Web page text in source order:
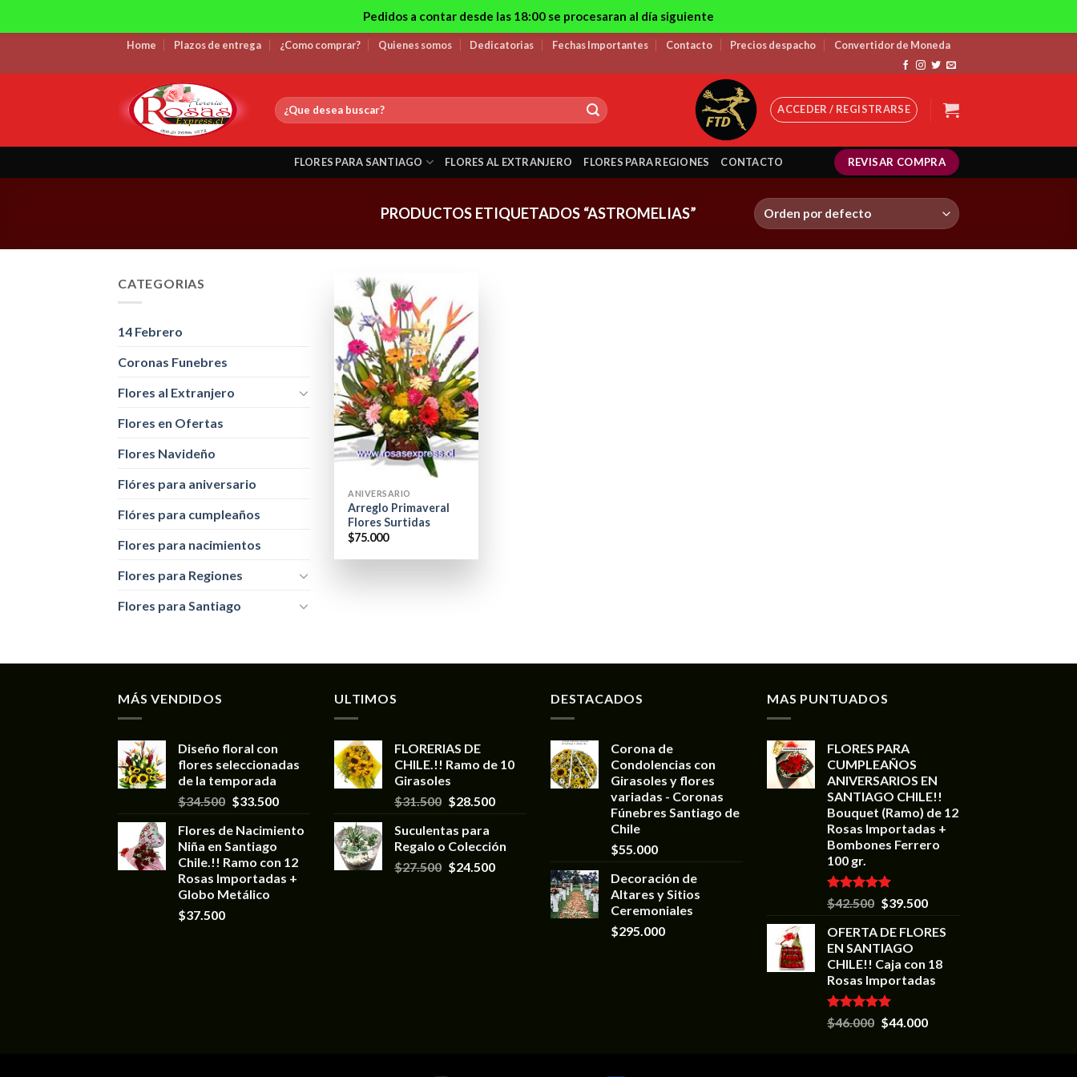
Home Plazos de entrega ¿Como comprar? Quienes somos Dedicatorias Fechas Importantes Contacto Precios despacho Convertidor de Moneda
Buscar
por:
ACCEDER / REGISTRARSE
FLORES PARA SANTIAGO FLORES AL EXTRANJERO FLORES PARA REGIONES CONTACTO REVISAR COMPRA
PRODUCTOS ETIQUETADOS “ASTROMELIAS”
CATEGORIAS
14 Febrero
Coronas Funebres
Flores al Extranjero
Flores en Ofertas
Flores Navideño
Flóres para aniversario
Flóres para cumpleaños
Flores para nacimientos
Flores para Regiones
Flores para Santiago
ANIVERSARIO
Arreglo Primaveral
Flores Surtidas
$75.000
MÁS VENDIDOS
Diseño floral con
flores seleccionadas
de la temporada
$34.500 $33.500
Flores de Nacimiento
Niña en Santiago
Chile.!! Ramo con 12
Rosas Importadas +
Globo Metálico
$37.500
ULTIMOS
FLORERIAS DE
CHILE.!! Ramo de 10
Girasoles
$31.500 $28.500
Suculentas para
Regalo o Colección
$27.500 $24.500
DESTACADOS
Corona de
Condolencias con
Girasoles y flores
variadas - Coronas
Fúnebres Santiago de
Chile
$55.000
Decoración de
Altares y Sitios
Ceremoniales
$295.000
MAS PUNTUADOS
FLORES PARA
CUMPLEAÑOS
ANIVERSARIOS EN
SANTIAGO CHILE!!
Bouquet (Ramo) de 12
Rosas Importadas +
Bombones Ferrero
100 gr.
Valorado en
5.00
$42.500 $39.500
OFERTA DE FLORES
EN SANTIAGO
CHILE!! Caja con 18
Rosas Importadas
Valorado en
5.00
$46.000 $44.000
Pedidos a contar desde las 18:00 se procesaran al día siguiente